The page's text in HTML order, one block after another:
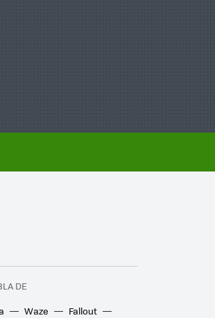
DE
Waze
Fallout